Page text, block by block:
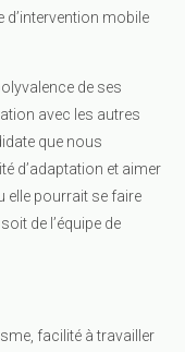
d’intervention mobile
de ses
avec les autres
que nous
d’adaptation et aimer
elle pourrait se faire
de l’équipe de
facilité à travailler